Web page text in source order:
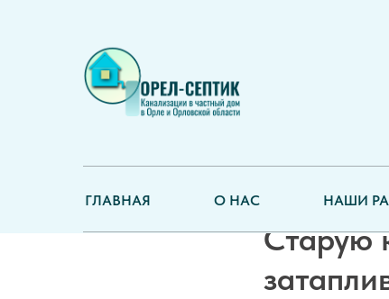
ГЛАВНАЯ О НАС НАШИ
Жилой
Старую